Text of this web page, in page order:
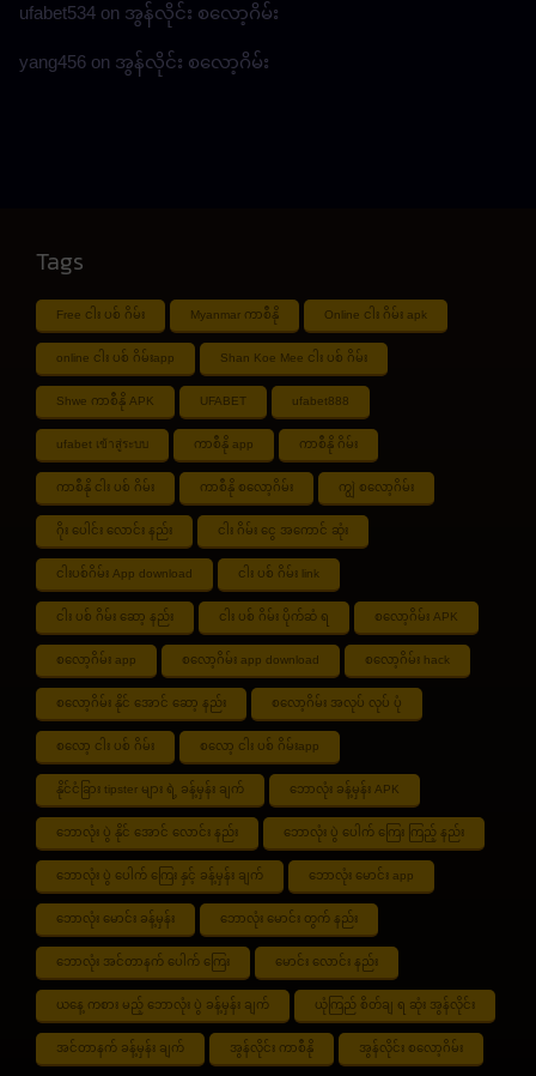
ufabet534 on အွန်လိုင်း စလော့ဂိမ်း
yang456 on အွန်လိုင်း စလော့ဂိမ်း
Tags
Free ငါး ပစ် ဂိမ်း Myanmar ကာစီနို Online ငါး ဂိမ်း apk
online ငါး ပစ် ဂိမ်းapp Shan Koe Mee ငါး ပစ် ဂိမ်း
Shwe ကာစီနို APK UFABET ufabet888
ufabet เข้าสู่ระบบ ကာစီနို app ကာစီနို ဂိမ်း
ကာစီနို ငါး ပစ် ဂိမ်း ကာစီနို စလော့ဂိမ်း ကျွဲ စလော့ဂိမ်း
ဂိုး ပေါင်း လောင်း နည်း ငါး ဂိမ်း ငွေ အကောင် ဆုံး
ငါးပစ်ဂိမ်း App download ငါး ပစ် ဂိမ်း link
ငါး ပစ် ဂိမ်း ဆော့ နည်း ငါး ပစ် ဂိမ်း ပိုက်ဆံ ရ စလော့ဂိမ်း APK
စလော့ဂိမ်း app စလော့ဂိမ်း app download စလော့ဂိမ်း hack
စလော့ဂိမ်း နိုင် အောင် ဆော့ နည်း စလော့ဂိမ်း အလုပ် လုပ် ပုံ
စလော့ ငါး ပစ် ဂိမ်း စလော့ ငါး ပစ် ဂိမ်းapp
နိုင်ငံခြား tipster များ ရဲ့ ခန့်မှန်း ချက် ဘောလုံး ခန့်မှန်း APK
ဘောလုံး ပွဲ နိုင် အောင် လောင်း နည်း ဘောလုံး ပွဲ ပေါက် ကြေး ကြည့် နည်း
ဘောလုံး ပွဲ ပေါက် ကြေး နှင့် ခန့်မှန်း ချက် ဘောလုံး မောင်း app
ဘောလုံး မောင်း ခန့်မှန်း ဘောလုံး မောင်း တွက် နည်း
ဘောလုံး အင်တာနက် ပေါက် ကြေး မောင်း လောင်း နည်း
ယနေ့ ကစား မည့် ဘောလုံး ပွဲ ခန့်မှန်း ချက် ယုံကြည် စိတ်ချ ရ ဆုံး အွန်လိုင်း
အင်တာနက် ခန့်မှန်း ချက် အွန်လိုင်း ကာစီနို အွန်လိုင်း စလော့ဂိမ်း